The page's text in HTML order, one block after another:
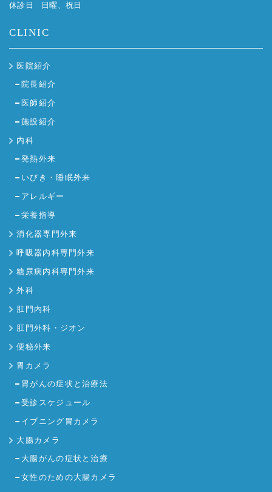
休診日 日曜、祝日
CLINIC
医院紹介
院長紹介
医師紹介
施設紹介
内科
発熱外来
いびき・睡眠外来
アレルギー
栄養指導
消化器専門外来
呼吸器内科専門外来
糖尿病内科専門外来
外科
肛門内科
肛門外科・ジオン
便秘外来
胃カメラ
胃がんの症状と治療法
受診スケジュール
イブニング胃カメラ
大腸カメラ
大腸がんの症状と治療
女性のための大腸カメラ